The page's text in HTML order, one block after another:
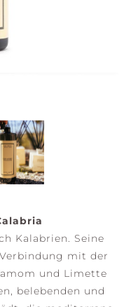
Kalabrien. Seine
mit der
und Limette
belebenden und